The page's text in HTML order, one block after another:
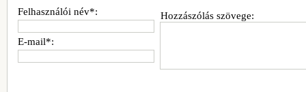
Hozzászólás szövege:
Felhasználói név*:
E-mail*: